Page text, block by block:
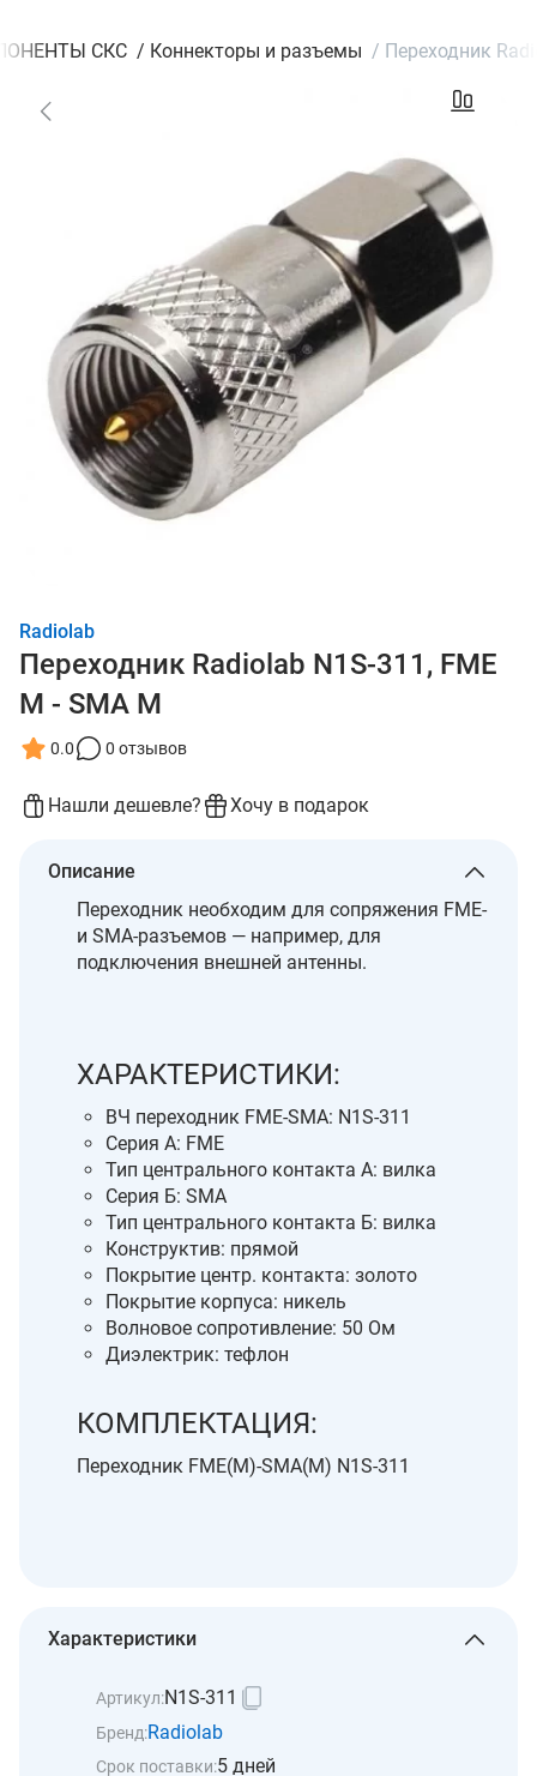
СКС / Коннекторы и разъемы / Переходник
Radiolab
Переходник Radiolab N1S-311, FME
M - SMA M
0.0 0 отзывов
Нашли дешевле? Хочу в подарок
Описание
Переходник необходим для сопряжения FME-
и SMA-разъемов — например, для
подключения внешней антенны.
ХАРАКТЕРИСТИКИ:
ВЧ переходник FME-SMA: N1S-311
Серия А: FME
Тип центрального контакта А: вилка
Серия Б: SMA
Тип центрального контакта Б: вилка
Конструктив: прямой
Покрытие центр. контакта: золото
Покрытие корпуса: никель
Волновое сопротивление: 50 Ом
Диэлектрик: тефлон
КОМПЛЕКТАЦИЯ:
Переходник FME(M)-SMA(M) N1S-311
Характеристики
Артикул:N1S-311
Бренд:Radiolab
Срок поставки:5 дней